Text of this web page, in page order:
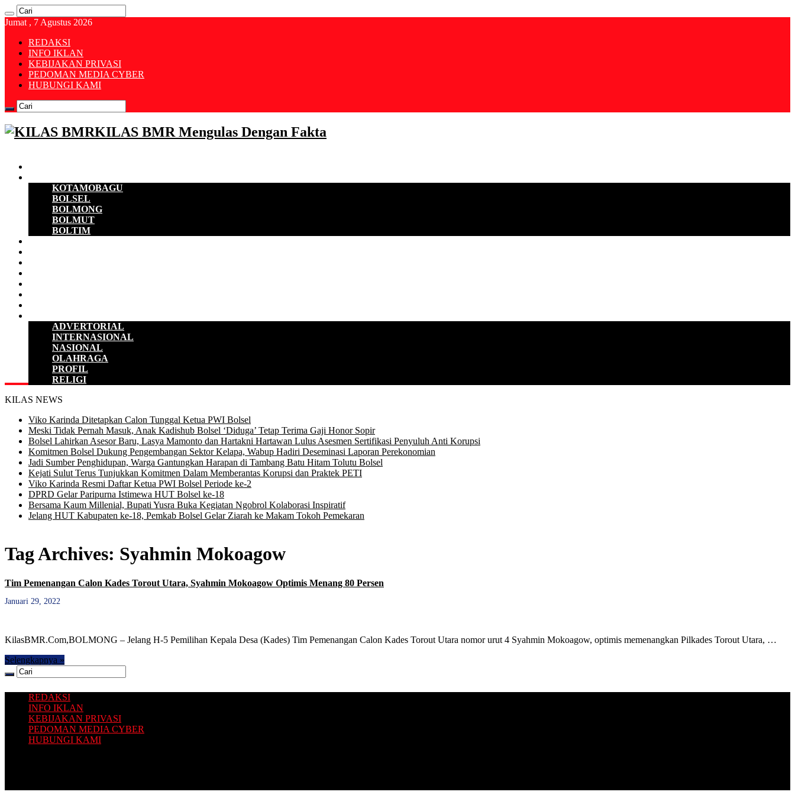
Jumat , 7 Agustus 2026
REDAKSI
INFO IKLAN
KEBIJAKAN PRIVASI
PEDOMAN MEDIA CYBER
HUBUNGI KAMI
KILAS BMR Mengulas Dengan Fakta
KOTAMOBAGU
BOLSEL
BOLMONG
BOLMUT
BOLTIM
ADVERTORIAL
INTERNASIONAL
NASIONAL
OLAHRAGA
PROFIL
RELIGI
KILAS NEWS
Viko Karinda Ditetapkan Calon Tunggal Ketua PWI Bolsel
Meski Tidak Pernah Masuk, Anak Kadishub Bolsel ‘Diduga’ Tetap Terima Gaji Honor Sopir
Bolsel Lahirkan Asesor Baru, Lasya Mamonto dan Hartakni Hartawan Lulus Asesmen Sertifikasi Penyuluh Anti Korupsi
Komitmen Bolsel Dukung Pengembangan Sektor Kelapa, Wabup Hadiri Deseminasi Laporan Perekonomian
Jadi Sumber Penghidupan, Warga Gantungkan Harapan di Tambang Batu Hitam Tolutu Bolsel
Kejati Sulut Terus Tunjukkan Komitmen Dalam Memberantas Korupsi dan Praktek PETI
Viko Karinda Resmi Daftar Ketua PWI Bolsel Periode ke-2
DPRD Gelar Paripurna Istimewa HUT Bolsel ke-18
Bersama Kaum Millenial, Bupati Yusra Buka Kegiatan Ngobrol Kolaborasi Inspiratif
Jelang HUT Kabupaten ke-18, Pemkab Bolsel Gelar Ziarah ke Makam Tokoh Pemekaran
Tag Archives: Syahmin Mokoagow
Tim Pemenangan Calon Kades Torout Utara, Syahmin Mokoagow Optimis Menang 80 Persen
Januari 29, 2022
KilasBMR.Com,BOLMONG – Jelang H-5 Pemilihan Kepala Desa (Kades) Tim Pemenangan Calon Kades Torout Utara nomor urut 4 Syahmin Mokoagow, optimis memenangkan Pilkades Torout Utara, …
Selengkapnya »
REDAKSI
INFO IKLAN
KEBIJAKAN PRIVASI
PEDOMAN MEDIA CYBER
HUBUNGI KAMI